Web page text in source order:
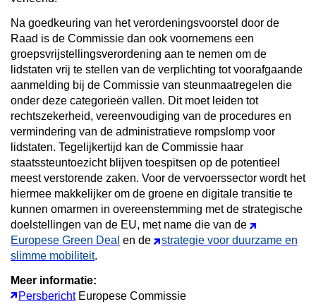
Na goedkeuring van het verordeningsvoorstel door de
Raad is de Commissie dan ook voornemens een
groepsvrijstellingsverordening aan te nemen om de
lidstaten vrij te stellen van de verplichting tot voorafgaande
aanmelding bij de Commissie van steunmaatregelen die
onder deze categorieën vallen. Dit moet leiden tot
rechtszekerheid, vereenvoudiging van de procedures en
vermindering van de administratieve rompslomp voor
lidstaten. Tegelijkertijd kan de Commissie haar
staatssteuntoezicht blijven toespitsen op de potentieel
meest verstorende zaken. Voor de vervoerssector wordt het
hiermee makkelijker om de groene en digitale transitie te
kunnen omarmen in overeenstemming met de strategische
doelstellingen van de EU, met name die van de
Europese Green Deal en de
strategie voor duurzame en
slimme mobiliteit.
Meer informatie:
PersberichtEuropese Commissie